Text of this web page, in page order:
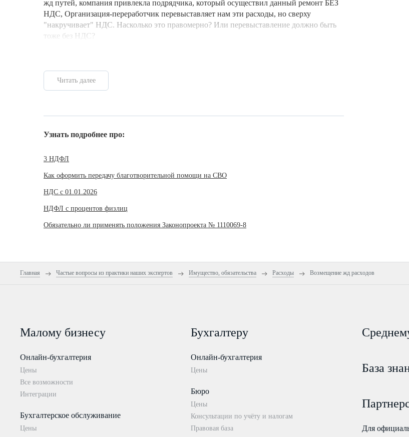
жд путей, компания привлекла подрядчика, который осуществил данный ремонт БЕЗ
НДС, Организация-переработчик перевыставляет нам эти расходы, но сверху
"накручивает" НДС. Насколько это правомерно? Или перевыставление должно быть
тоже без НДС?
Читать далее
Узнать подробнее про:
3 НДФЛ
Как оформить передачу благотворительной помощи на СВО
НДС с 01.01.2026
НДФЛ с процентов физлиц
Обязательно ли применять положения Законопроекта № 1110069-8
Главная Частые вопросы из практики наших экспертов Имущество, обязательства Расходы Возмещение жд расходов
Малому бизнесу
Онлайн-бухгалтерия
Цены
Все возможности
Интеграции
Бухгалтерское обслуживание
Цены
Бухгалтеру
Онлайн-бухгалтерия
Цены
Бюро
Цены
Консультации по учёту и налогам
Правовая база
База
Для